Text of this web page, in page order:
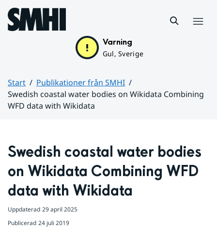
Hoppa till sidans innehåll
Varning
Gul, Sverige
Start
Publikationer från SMHI
Swedish coastal water bodies on Wikidata Combining
WFD data with Wikidata
Swedish coastal water bodies
on Wikidata Combining WFD
data with Wikidata
Uppdaterad 29 april 2025
Publicerad 24 juli 2019